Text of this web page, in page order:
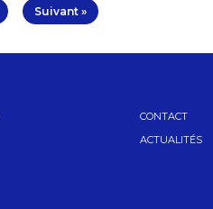
Suivant »
CONTACT
ACTUALITÉS